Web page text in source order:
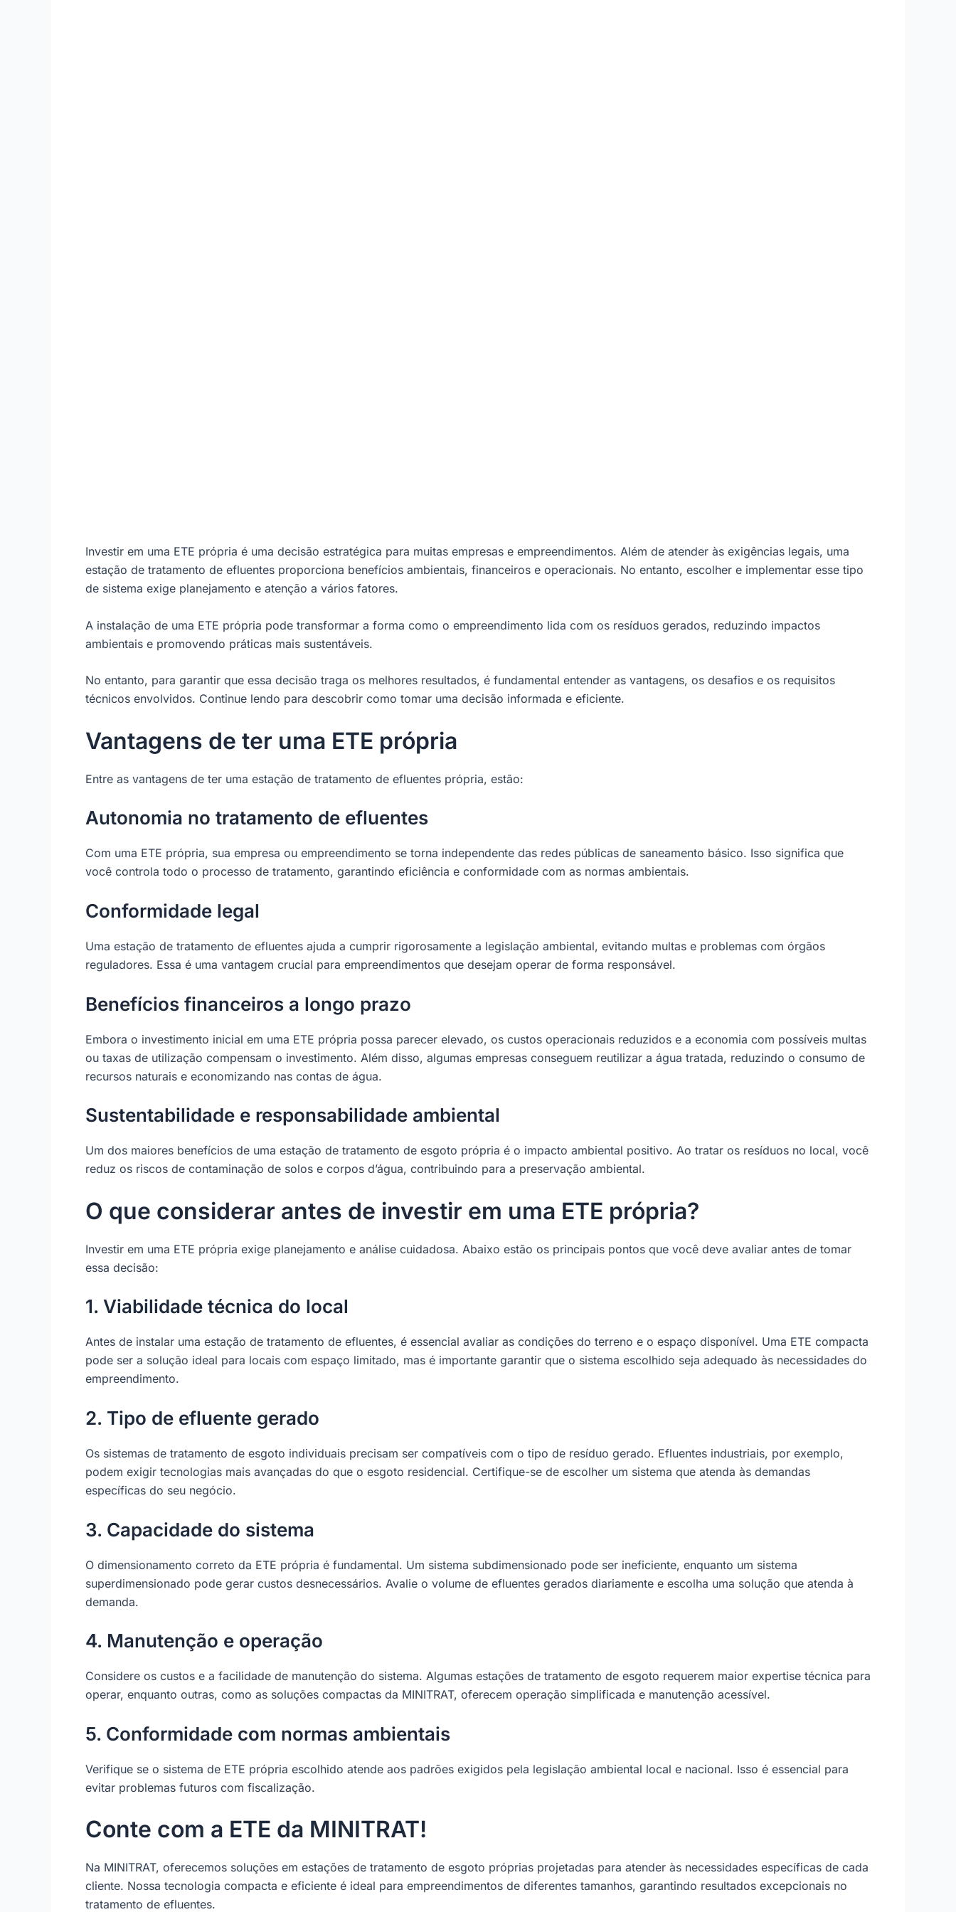
Investir em uma ETE própria é uma decisão estratégica para muitas empresas e empreendimentos. Além de atender às exigências legais, uma
estação de tratamento de efluentes proporciona benefícios ambientais, financeiros e operacionais. No entanto, escolher e implementar esse tipo
de sistema exige planejamento e atenção a vários fatores.
A instalação de uma ETE própria pode transformar a forma como o empreendimento lida com os resíduos gerados, reduzindo impactos
ambientais e promovendo práticas mais sustentáveis.
No entanto, para garantir que essa decisão traga os melhores resultados, é fundamental entender as vantagens, os desafios e os requisitos
técnicos envolvidos. Continue lendo para descobrir como tomar uma decisão informada e eficiente.
Vantagens de ter uma ETE própria
Entre as vantagens de ter uma estação de tratamento de efluentes própria, estão:
Autonomia no tratamento de efluentes
Com uma ETE própria, sua empresa ou empreendimento se torna independente das redes públicas de saneamento básico. Isso significa que
você controla todo o processo de tratamento, garantindo eficiência e conformidade com as normas ambientais.
Conformidade legal
Uma estação de tratamento de efluentes ajuda a cumprir rigorosamente a legislação ambiental, evitando multas e problemas com órgãos
reguladores. Essa é uma vantagem crucial para empreendimentos que desejam operar de forma responsável.
Benefícios financeiros a longo prazo
Embora o investimento inicial em uma ETE própria possa parecer elevado, os custos operacionais reduzidos e a economia com possíveis multas
ou taxas de utilização compensam o investimento. Além disso, algumas empresas conseguem reutilizar a água tratada, reduzindo o consumo de
recursos naturais e economizando nas contas de água.
Sustentabilidade e responsabilidade ambiental
Um dos maiores benefícios de uma estação de tratamento de esgoto própria é o impacto ambiental positivo. Ao tratar os resíduos no local, você
reduz os riscos de contaminação de solos e corpos d’água, contribuindo para a preservação ambiental.
O que considerar antes de investir em uma ETE própria?
Investir em uma ETE própria exige planejamento e análise cuidadosa. Abaixo estão os principais pontos que você deve avaliar antes de tomar
essa decisão:
1. Viabilidade técnica do local
Antes de instalar uma estação de tratamento de efluentes, é essencial avaliar as condições do terreno e o espaço disponível. Uma ETE compacta
pode ser a solução ideal para locais com espaço limitado, mas é importante garantir que o sistema escolhido seja adequado às necessidades do
empreendimento.
2. Tipo de efluente gerado
Os sistemas de tratamento de esgoto individuais precisam ser compatíveis com o tipo de resíduo gerado. Efluentes industriais, por exemplo,
podem exigir tecnologias mais avançadas do que o esgoto residencial. Certifique-se de escolher um sistema que atenda às demandas
específicas do seu negócio.
3. Capacidade do sistema
O dimensionamento correto da ETE própria é fundamental. Um sistema subdimensionado pode ser ineficiente, enquanto um sistema
superdimensionado pode gerar custos desnecessários. Avalie o volume de efluentes gerados diariamente e escolha uma solução que atenda à
demanda.
4. Manutenção e operação
Considere os custos e a facilidade de manutenção do sistema. Algumas estações de tratamento de esgoto requerem maior expertise técnica para
operar, enquanto outras, como as soluções compactas da MINITRAT, oferecem operação simplificada e manutenção acessível.
5. Conformidade com normas ambientais
Verifique se o sistema de ETE própria escolhido atende aos padrões exigidos pela legislação ambiental local e nacional. Isso é essencial para
evitar problemas futuros com fiscalização.
Conte com a ETE da MINITRAT!
Na MINITRAT, oferecemos soluções em estações de tratamento de esgoto próprias projetadas para atender às necessidades específicas de cada
cliente. Nossa tecnologia compacta e eficiente é ideal para empreendimentos de diferentes tamanhos, garantindo resultados excepcionais no
tratamento de efluentes.